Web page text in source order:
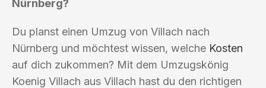
Nürnberg?
Du planst einen Umzug von Villach nach
Nürnberg und möchtest wissen, welche Kosten
auf dich zukommen? Mit dem Umzugskönig
Koenig Villach aus Villach hast du den richtigen